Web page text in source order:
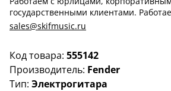
Код товара: 555142
Производитель: Fender
Тип: Электрогитара
государственными клиентами.
sales@skifmusic.ru